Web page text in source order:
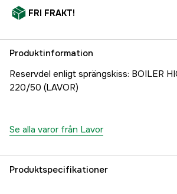
FRI FRAKT!
Produktinformation
Reservdel enligt sprängskiss: BOILER
220/50 (LAVOR)
Se alla varor från Lavor
Produktspecifikationer